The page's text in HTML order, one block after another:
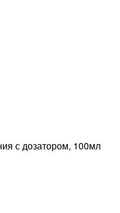
с дозатором, 100мл